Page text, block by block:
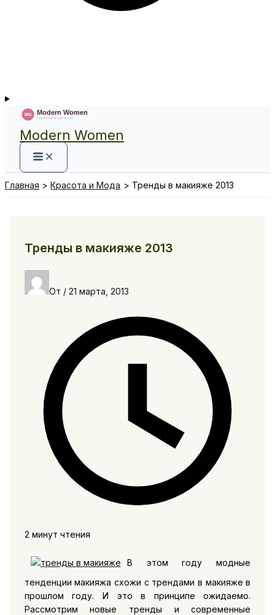
Modern Women
Главная Красота и Мода Тренды в макияже 2013
Тренды в макияже 2013
От / 21 марта, 2013
2 минут чтения
В этом году модные
тенденции макияжа схожи с трендами в макияже в
прошлом году. И это в принципе ожидаемо.
Рассмотрим новые тренды и современные